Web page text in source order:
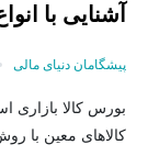
آشنایی با
پیشگامان دنیای مالی
بورس کالا بازاری
کالاهای معین با